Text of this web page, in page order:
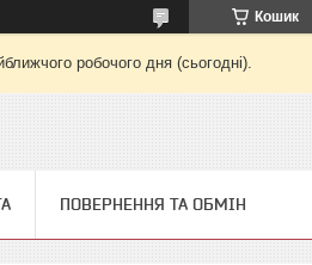
Кошик
робочого дня (сьогодні).
ПОВЕРНЕННЯ ТА ОБМІН